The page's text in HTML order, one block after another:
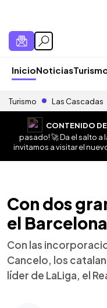
InicioNoticias
Turismo Las Cascadas
CONTENIDO
pasado! 🚀 Da el salto a
invitamos a visitar el
Con dos
el
Con las
Cancelo, los
líder de LaLiga, el